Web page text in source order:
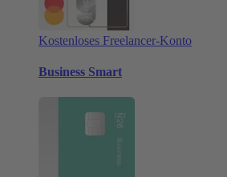
Kostenloses Freelancer-Konto
Business Smart